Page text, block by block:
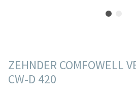
ZEHNDER COMFOWELL
CW-D 420